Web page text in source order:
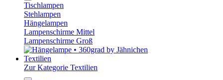
Tischlampen
Stehlampen
Hängelampen
Lampenschirme Mittel
Lampenschirme Groß
Textilien
Zur Kategorie Textilien